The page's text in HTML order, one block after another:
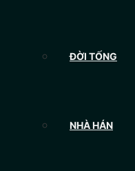
ĐỜI TỐNG
NHÀ HÁN